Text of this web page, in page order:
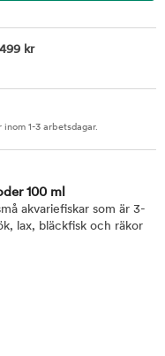
kr
1-3 arbetsdagar.
100 ml
akvariefiskar som är 3-
lax, bläckfisk och räkor